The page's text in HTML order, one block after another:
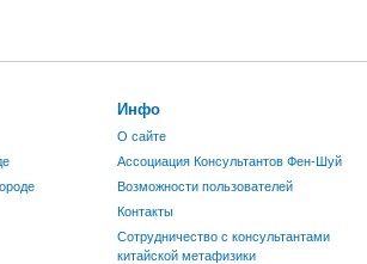
Инфо
О сайте
Ассоциация Консультантов Фен-Шуй
Возможности пользователей
Контакты
Сотрудничество с консультантами
китайской метафизики